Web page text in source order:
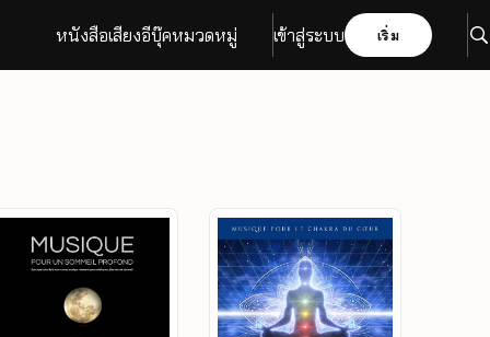
หนังสือเสียงอีบุ๊คหมวดหมู่ เข้าสู่ระบบ เริ่ม